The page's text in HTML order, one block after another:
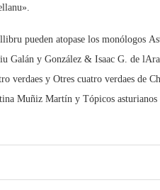
pueden atopase los monólogos
Galán y González & Isaac G. de
verdaes y Otres cuatro verdaes de
Muñiz Martín y Tópicos